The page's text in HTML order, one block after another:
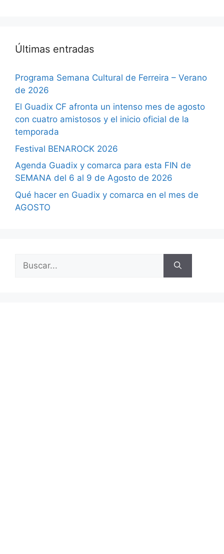
Últimas entradas
Programa Semana Cultural de Ferreira – Verano
de 2026
El Guadix CF afronta un intenso mes de agosto
con cuatro amistosos y el inicio oficial de la
temporada
Festival BENAROCK 2026
Agenda Guadix y comarca para esta FIN de
SEMANA del 6 al 9 de Agosto de 2026
Qué hacer en Guadix y comarca en el mes de
AGOSTO